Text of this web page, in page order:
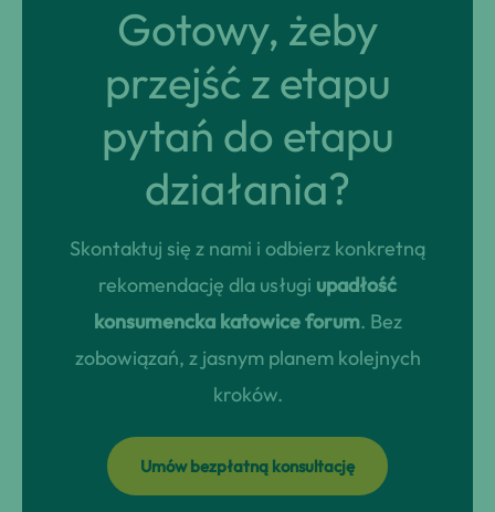
Gotowy, żeby
przejść z etapu
pytań do etapu
działania?
Skontaktuj się z nami i odbierz konkretną
rekomendację dla usługi upadłość
konsumencka katowice forum. Bez
zobowiązań, z jasnym planem kolejnych
kroków.
Umów bezpłatną konsultację